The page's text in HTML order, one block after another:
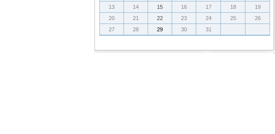
13
14 15 16 17 18
19
20
21 22 23 24 25
26
27
28 29 30 31